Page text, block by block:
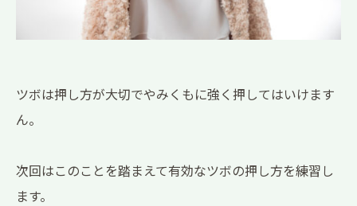
ツボは押し方が大切でやみくもに強く押してはいけます
ん。
次回はこのことを踏まえて有効なツボの押し方を練習し
ます。